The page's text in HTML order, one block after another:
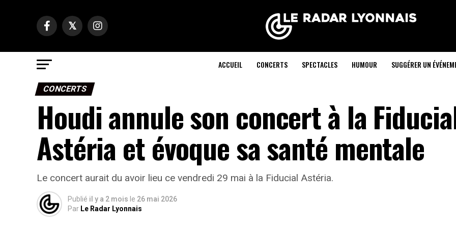
ACCUEIL CONCERTS SPECTACLES HUMOUR SUGGÉRER UN
CONCERTS
Houdi annule son concert à la
Astéria et évoque sa santé mentale
Le concert aurait du avoir lieu ce vendredi 29 mai à la Fiducial Astéria.
Publié il y a 2 mois le 26 mai 2026
Par Le Radar Lyonnais